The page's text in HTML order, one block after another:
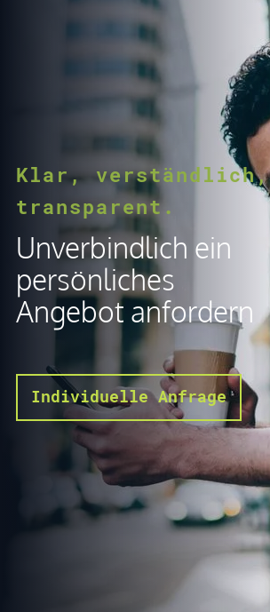
Klar, verständlich,
transparent.
Unverbindlich ein
persönliches
Angebot anfordern
Individuelle Anfrage